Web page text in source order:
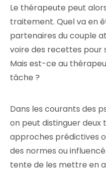
Le thérapeute peut
traitement. Quel va en
partenaires du couple
voire des recettes pour
Mais est-ce au
tâche ?
Dans les courants des
on peut distinguer deux
approches prédictives
des normes ou
tente de les mettre en